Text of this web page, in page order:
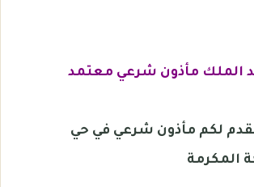
الملك مأذون شرعي معتمد
لكم مأذون شرعي في حي
المكرمة